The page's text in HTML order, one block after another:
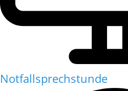
Notfallsprechstunde